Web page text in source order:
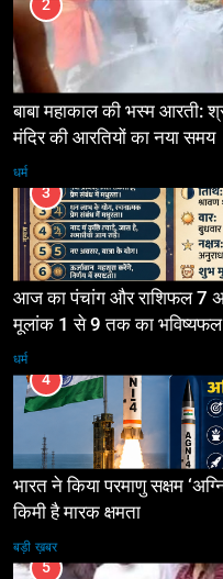
2
बाबा महाकाल की भस्म आरती:
मंदिर की आरतियों का नया समय
धर्म
3
आज का पंचांग और राशिफल 7
मूलांक 1 से 9 तक का भविष्यफल
धर्म
4
भारत ने किया परमाणु सक्षम
किमी है मारक क्षमता
बड़ी ख़बर
5